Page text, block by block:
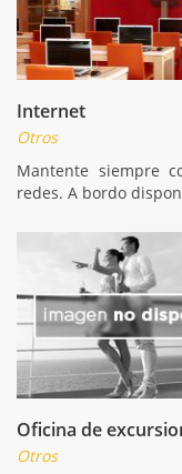
Internet
Otros
Mantente siempre
redes. A bordo
Oficina de
Otros